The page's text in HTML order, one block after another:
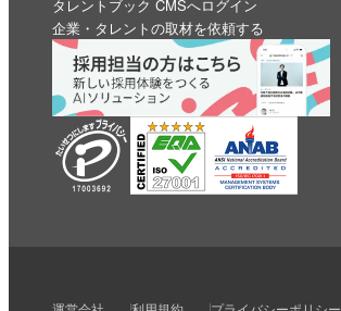
タレントブック CMSへログイン
企業・タレントの取材を依頼する